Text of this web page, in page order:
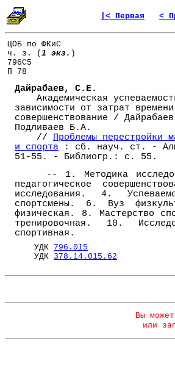
|< Первая <
ЦОБ по ФКиС
ч. з. ( 1 экз. )
796С5
П 78
Дайрабаев, С.Е.
Академическая
зависимости от затрат
совершенствование /
Подливаев Б.А.
// Проблемы перестройки
и спорта : сб. науч. ст. -
51-55. - Библиогр.: с. 55.
-- 1. Методика
педагогическое
исследования. 4.
спортсмены. 6. Вуз
физическая. 8. Мастерство
тренировочная. 10.
спортивная.
УДК 796.015
УДК 378.14.015.62
Вы
или